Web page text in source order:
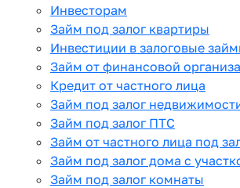
Инвесторам
Займ под залог квартиры
Инвестиции в залоговые
Займ от финансовой
Кредит от частного лица
Займ под залог
Займ под залог ПТС
Займ от частного лица под
Займ под залог дома с
Займ под залог комнаты